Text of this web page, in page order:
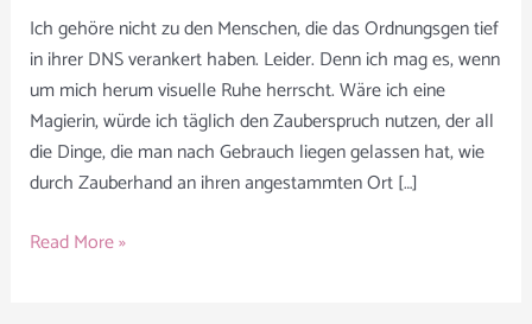
Ich gehöre nicht zu den Menschen, die das Ordnungsgen tief
in ihrer DNS verankert haben. Leider. Denn ich mag es, wenn
um mich herum visuelle Ruhe herrscht. Wäre ich eine
Magierin, würde ich täglich den Zauberspruch nutzen, der all
die Dinge, die man nach Gebrauch liegen gelassen hat, wie
durch Zauberhand an ihren angestammten Ort […]
Read More »